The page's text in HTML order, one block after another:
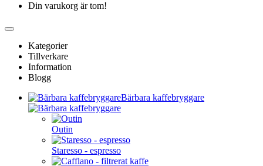
Din varukorg är tom!
Kategorier
Tillverkare
Information
Blogg
Bärbara kaffebryggare
Outin
Staresso - espresso